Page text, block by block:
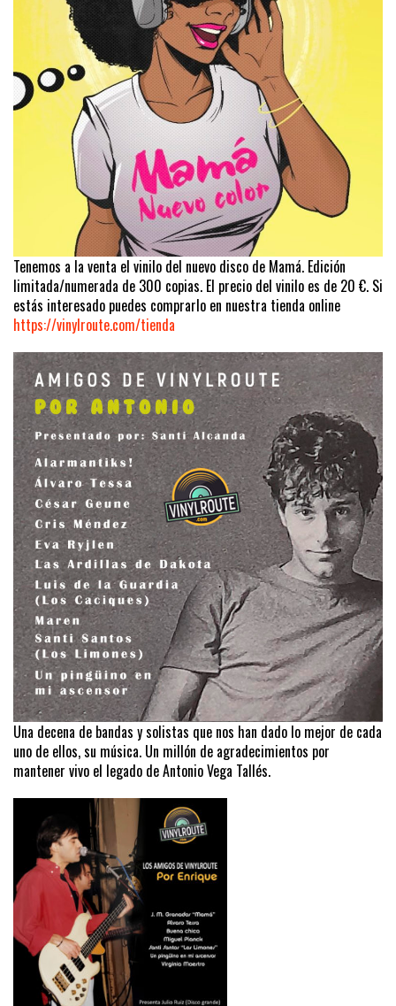
Tenemos a la venta el vinilo del nuevo disco de Mamá. Edición
limitada/numerada de 300 copias. El precio del vinilo es de 20 €. Si
estás interesado puedes comprarlo en nuestra tienda online
https://vinylroute.com/tienda
Una decena de bandas y solistas que nos han dado lo mejor de cada
uno de ellos, su música. Un millón de agradecimientos por
mantener vivo el legado de Antonio Vega Tallés.